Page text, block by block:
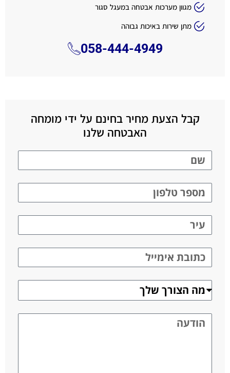
מגוון מערכות אבטחה במעגל סגור
מתן שירות באיכות גבוהה
058-444-4949
קבל הצעת מחיר בחינם על ידי מומחה
האבטחה שלנו